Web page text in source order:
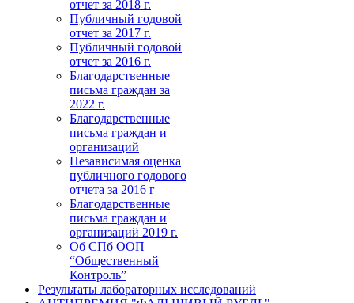
отчет за 2018 г.
Публичный годовой
отчет за 2017 г.
Публичный годовой
отчет за 2016 г.
Благодарственные
письма граждан за
2022 г.
Благодарственные
письма граждан и
организаций
Независимая оценка
публичного годового
отчета за 2016 г
Благодарственные
письма граждан и
организаций 2019 г.
Об СПб ООП
“Общественный
Контроль”
Результаты лабораторных исследований